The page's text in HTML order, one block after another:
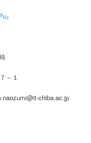
』
－１
chiba.ac.jp